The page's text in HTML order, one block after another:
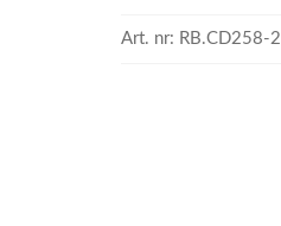
Art. nr: RB.CD258-2